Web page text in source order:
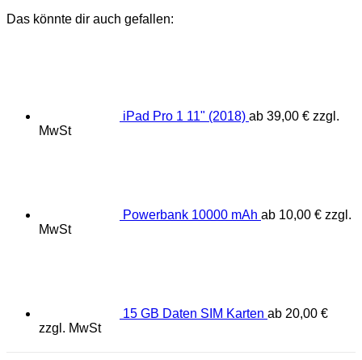
Das könnte dir auch gefallen:
iPad Pro 1 11" (2018) ab 39,00 € zzgl.
MwSt
Powerbank 10000 mAh ab 10,00 € zzgl.
MwSt
15 GB Daten SIM Karten ab 20,00 €
zzgl. MwSt